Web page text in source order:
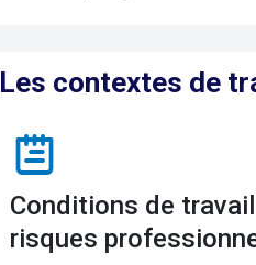
Les contextes de
Conditions de travail et
risques